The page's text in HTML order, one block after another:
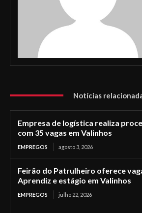
Notícias
Empresa de logística realiza
com 35 vagas em Valinhos
EMPREGOS agosto 3, 2026
Feirão do Patrulheiro oferece
Aprendiz e estágio em Valinhos
EMPREGOS julho 22, 2026